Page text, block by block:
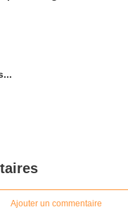
Ajouter un commentaire